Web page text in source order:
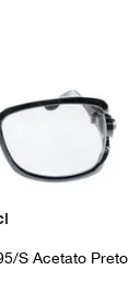
S Acetato Preto